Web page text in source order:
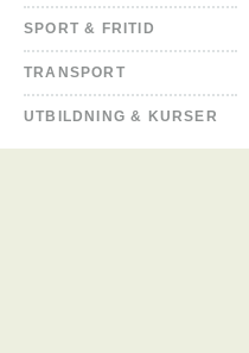
SPORT & FRITID
TRANSPORT
UTBILDNING & KURSER